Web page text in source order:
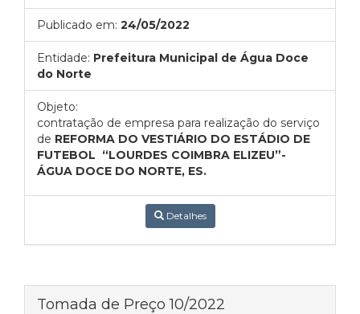
Publicado em: 24/05/2022
Entidade: Prefeitura Municipal de Água Doce
do Norte
Objeto:
contratação de empresa para realização do serviço
de REFORMA DO VESTIÁRIO DO ESTÁDIO DE
FUTEBOL “LOURDES COIMBRA ELIZEU”-
ÁGUA DOCE DO NORTE, ES.
Detalhes
Tomada de Preço 10/2022